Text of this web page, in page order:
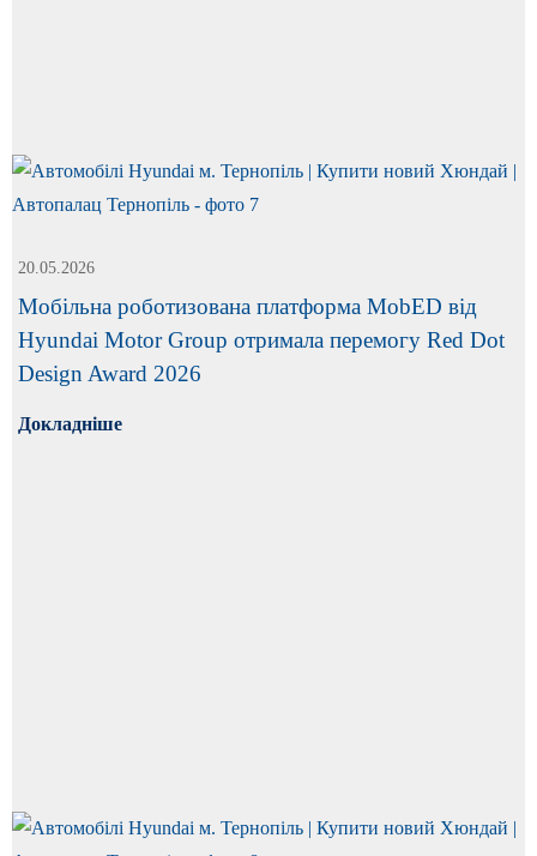
20.05.2026
Мобільна роботизована платформа MobED від
Hyundai Motor Group отримала перемогу Red Dot
Design Award 2026
Докладніше